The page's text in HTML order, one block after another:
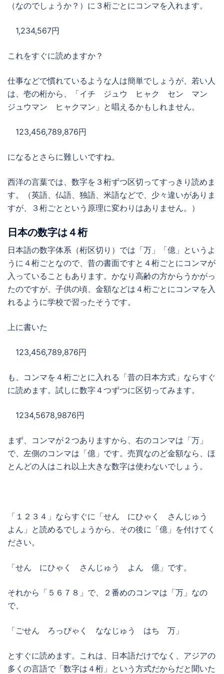
（なのでしょうか？）に３桁ごとにコンマを入れます。
1,234,567円
これをすぐに読めますか？
仕事などで慣れているような人は簡単でしょうが、若い人
は、壱の桁から、「イチ ジュウ ヒャク セン マン
ジュウマン ヒャクマン」と唱えるかもしれません。
123,456,789,876円
になるとさらに難しいですね。
西洋の言葉では、数字を３桁ずつ区切ってすっきり読めま
す。
（英語、仏語、独語、米語などで、少々違いがありま
すが、３桁ごとという原理に変わりはありません。）
日本の数字は４桁
日本語の数字体系（桁区切り）では「万」「億」というよ
うに４桁ごとなので、昔の書面ですと４桁ごとにコンマが
入っていることもあります。かなり高齢の方からうかがっ
たのですが、子供の頃、金額などは４桁ごとにコンマを入
れるように学校で習ったそうです。
上に書いた
123,456,789,876円
も、コンマを４桁ごとに入れる「昔の日本方式」ならすぐ
に読めます。試しに数字４つずつに区切ってみます。
1234,5678,9876円
まず、コンマが２つありますから、右のコンマは「万」
で、左側のコンマは「億」です。売買なのど金額なら、ほ
とんどの人はこれ以上大きな数字は使わないでしょう。
「１２３４」ならすぐに「せん にひゃく さんじゅう
よん」と読めるでしょうから、その後に「億」を付けてく
ださい。
「せん にひゃく さんじゅう よん 億」です。
それから「５６７８」で、２番めのコンマは「万」なの
で、
「ごせん ろっぴゃく ななじゅう はち 万」
とすぐに読めます。これは、日本語だけでなく、アジアの
多くの言語で「数字は４桁」という方式だからだと聞いた